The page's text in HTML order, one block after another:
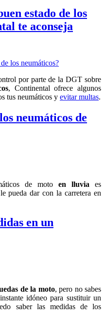
estado de los
te aconseja
por parte de la DGT sobre
, Continental ofrece algunos
tus neumáticos y evitar multas.
neumáticos de
de moto en lluvia es
pueda dar con la carretera en
en un
de la moto, pero no sabes
idóneo para sustituir un
saber las medidas de los